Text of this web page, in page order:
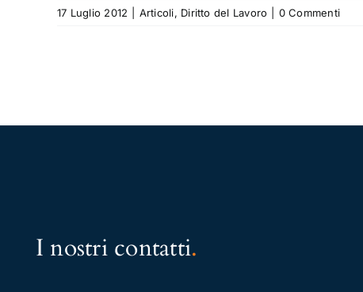
17 Luglio 2012 Articoli, Diritto del Lavoro 0 Commenti
I nostri contatti.